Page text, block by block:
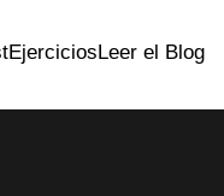
EjerciciosLeer el Blog